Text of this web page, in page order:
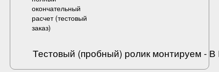
окончательный
расчет (тестовый
заказ)
Тестовый (пробный) ролик монтируем -